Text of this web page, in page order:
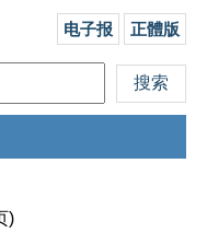
电子报 正體版
)